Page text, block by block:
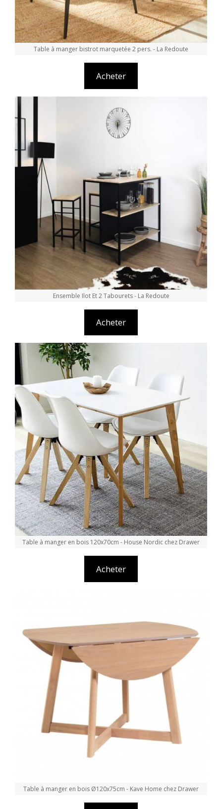
Table à manger bistrot marquetée 2 pers. - La Redoute
Acheter
Ensemble Ilot Et 2 Tabourets - La Redoute
Acheter
Table à manger en bois 120x70cm - House Nordic chez Drawer
Acheter
Table à manger en bois Ø120x75cm - Kave Home chez Drawer